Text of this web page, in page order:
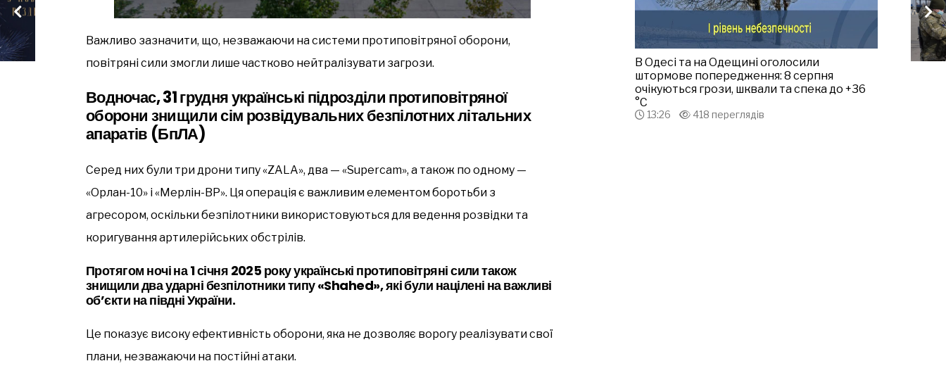
Важливо зазначити, що, незважаючи на системи протиповітряної оборони,
повітряні сили змогли лише частково нейтралізувати загрози.
Водночас, 31 грудня українські підрозділи протиповітряної
оборони знищили сім розвідувальних безпілотних літальних
апаратів (БпЛА)
Серед них були три дрони типу «ZALA», два — «Supercam», а також по одному —
«Орлан-10» і «Мерлін-ВР». Ця операція є важливим елементом боротьби з
агресором, оскільки безпілотники використовуються для ведення розвідки та
коригування артилерійських обстрілів.
Протягом ночі на 1 січня 2025 року українські протиповітряні сили також
знищили два ударні безпілотники типу «Shahed», які були націлені на важливі
об’єкти на півдні України.
Це показує високу ефективність оборони, яка не дозволяє ворогу реалізувати свої
плани, незважаючи на постійні атаки.
В Одесі та на Одещині оголосили
штормове попередження: 8 серпня
очікуються грози, шквали та спека до +36
°С
13:26 418 переглядів